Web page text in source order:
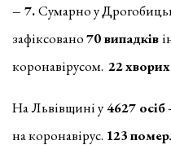
– 7.Сумарно у
зафіксовано70 випадків
коронавірусом. 22
На Львівщині у4627 осіб
на коронавірус. 123